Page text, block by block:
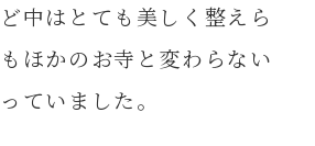
中はとても美しく整えら
ほかのお寺と変わらない
ていました。